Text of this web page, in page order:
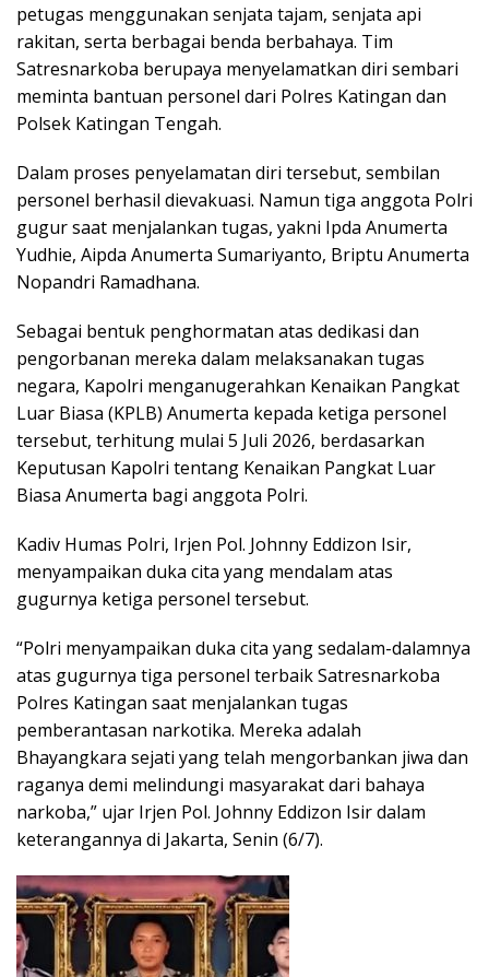
petugas menggunakan senjata tajam, senjata api
rakitan, serta berbagai benda berbahaya. Tim
Satresnarkoba berupaya menyelamatkan diri sembari
meminta bantuan personel dari Polres Katingan dan
Polsek Katingan Tengah.
Dalam proses penyelamatan diri tersebut, sembilan
personel berhasil dievakuasi. Namun tiga anggota Polri
gugur saat menjalankan tugas, yakni Ipda Anumerta
Yudhie, Aipda Anumerta Sumariyanto, Briptu Anumerta
Nopandri Ramadhana.
Sebagai bentuk penghormatan atas dedikasi dan
pengorbanan mereka dalam melaksanakan tugas
negara, Kapolri menganugerahkan Kenaikan Pangkat
Luar Biasa (KPLB) Anumerta kepada ketiga personel
tersebut, terhitung mulai 5 Juli 2026, berdasarkan
Keputusan Kapolri tentang Kenaikan Pangkat Luar
Biasa Anumerta bagi anggota Polri.
Kadiv Humas Polri, Irjen Pol. Johnny Eddizon Isir,
menyampaikan duka cita yang mendalam atas
gugurnya ketiga personel tersebut.
“Polri menyampaikan duka cita yang sedalam-dalamnya
atas gugurnya tiga personel terbaik Satresnarkoba
Polres Katingan saat menjalankan tugas
pemberantasan narkotika. Mereka adalah
Bhayangkara sejati yang telah mengorbankan jiwa dan
raganya demi melindungi masyarakat dari bahaya
narkoba,” ujar Irjen Pol. Johnny Eddizon Isir dalam
keterangannya di Jakarta, Senin (6/7).